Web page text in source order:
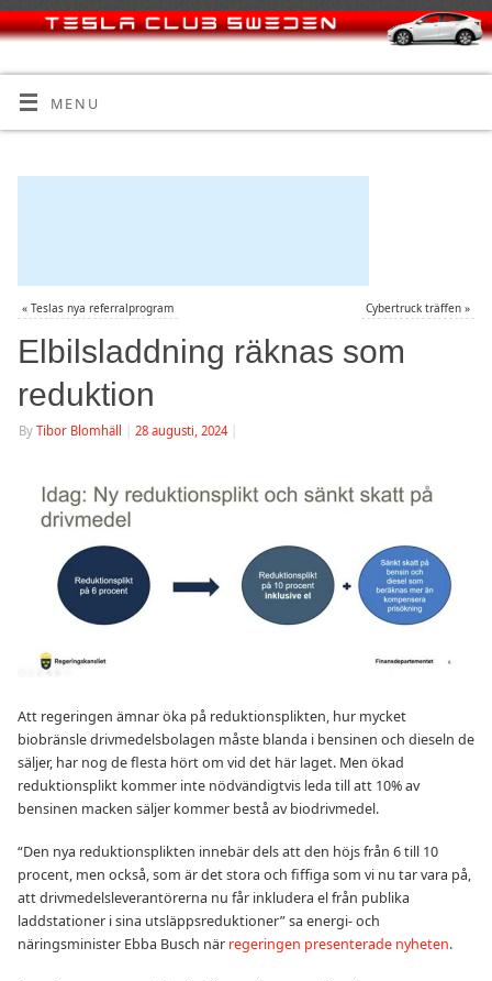
MENU
« Teslas nya referralprogram Cybertruck träffen »
Elbilsladdning räknas som
reduktion
By Tibor Blomhäll 28 augusti, 2024
Att regeringen ämnar öka på reduktionsplikten, hur mycket
biobränsle drivmedelsbolagen måste blanda i bensinen och dieseln de
säljer, har nog de flesta hört om vid det här laget. Men ökad
reduktionsplikt kommer inte nödvändigtvis leda till att 10% av
bensinen macken säljer kommer bestå av biodrivmedel.
“Den nya reduktionsplikten innebär dels att den höjs från 6 till 10
procent, men också, som är det stora och fiffiga som vi nu tar vara på,
att drivmedelsleverantörerna nu får inkludera el från publika
laddstationer i sina utsläppsreduktioner” sa energi- och
näringsminister Ebba Busch när regeringen presenterade nyheten.